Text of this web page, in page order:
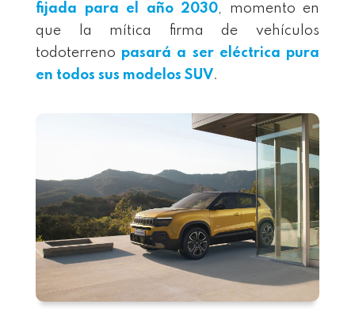
fijada para el año 2030, momento en
que la mítica firma de vehículos
todoterreno pasará a ser eléctrica pura
en todos sus modelos SUV.